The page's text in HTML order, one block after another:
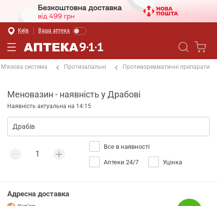
Київ Ваша аптека
М'язова система Протизапальні Противоревматичні препарати
Меновазин - наявність у Драбові
Наявність актуальна на 14:15
Все в наявності
Аптеки 24/7 Уцінка
Адресна доставка